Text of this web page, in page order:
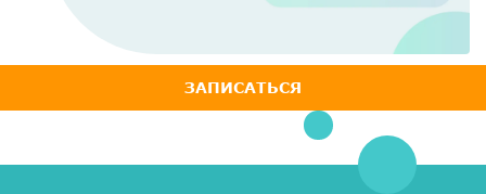
ЗАПИСАТЬСЯ